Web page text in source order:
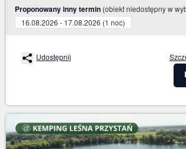
Proponowany inny termin (obiekt niedostępny w
16.08.2026 - 17.08.2026 (1 noc)
Udostępnij